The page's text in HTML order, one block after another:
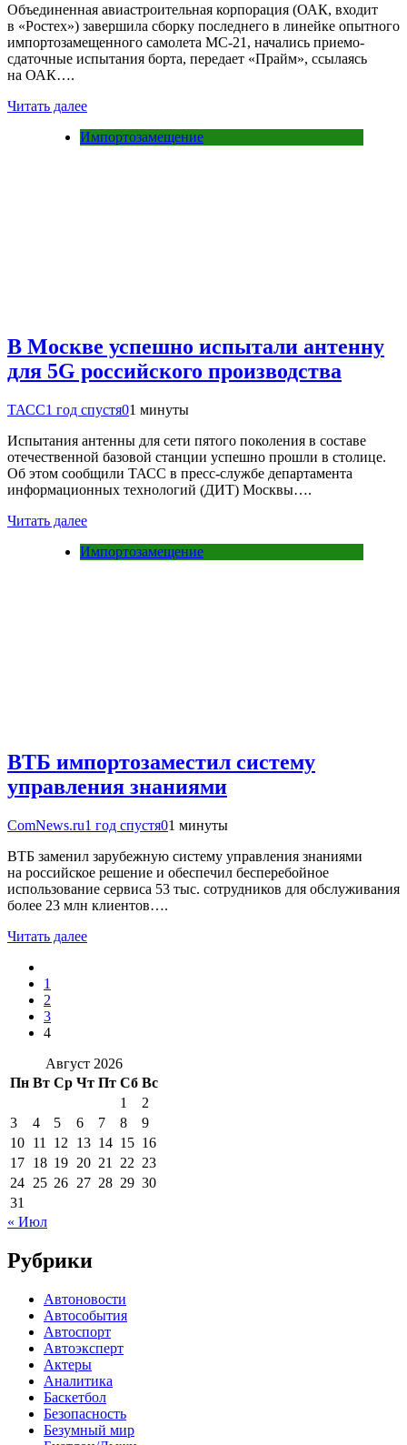
Объединенная авиастроительная корпорация (ОАК, входит
в «Ростех») завершила сборку последнего в линейке опытного
импортозамещенного самолета МС-21, начались приемо-
сдаточные испытания борта, передает «Прайм», ссылаясь
на ОАК….
Читать далее
Импортозамещение
В Москве успешно испытали антенну
для 5G российского производства
ТАСС1 год спустя01 минуты
Испытания антенны для сети пятого поколения в составе
отечественной базовой станции успешно прошли в столице.
Об этом сообщили ТАСС в пресс-службе департамента
информационных технологий (ДИТ) Москвы….
Читать далее
Импортозамещение
ВТБ импортозаместил систему
управления знаниями
ComNews.ru1 год спустя01 минуты
ВТБ заменил зарубежную систему управления знаниями
на российское решение и обеспечил бесперебойное
использование сервиса 53 тыс. сотрудников для обслуживания
более 23 млн клиентов….
Читать далее
1
2
3
4
Август 2026
Пн Вт Ср Чт Пт Сб Вс
1
2
3
4 5 6 7 8
9
10 11 12 13 14 15 16
17 18 19 20 21 22 23
24 25 26 27 28 29 30
31
« Июл
Рубрики
Автоновости
Автособытия
Автоспорт
Автоэксперт
Актеры
Аналитика
Баскетбол
Безопасность
Безумный мир